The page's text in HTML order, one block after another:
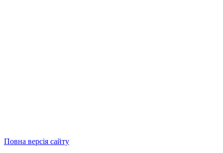
Повна версія сайту